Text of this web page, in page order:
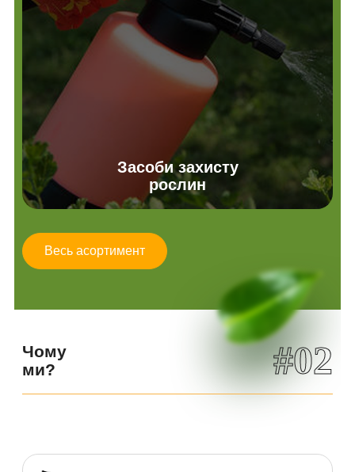
Засоби захисту
рослин
Весь асортимент
Чому
ми?
#02